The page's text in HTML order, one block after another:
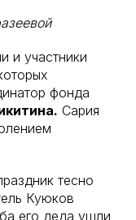
и участники
фонда
Сария
тесно
Куюков
его деда ушли